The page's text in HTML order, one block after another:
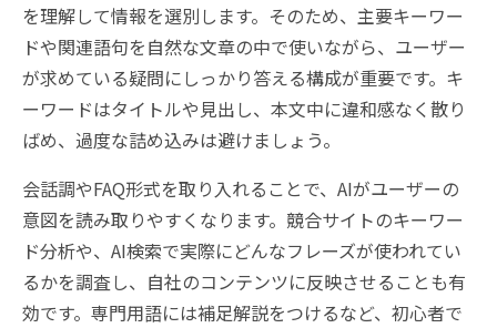
を理解して情報を選別します。そのため、主要キーワー
ドや関連語句を自然な文章の中で使いながら、ユーザー
が求めている疑問にしっかり答える構成が重要です。キ
ーワードはタイトルや見出し、本文中に違和感なく散り
ばめ、過度な詰め込みは避けましょう。
会話調やFAQ形式を取り入れることで、AIがユーザーの
意図を読み取りやすくなります。競合サイトのキーワー
ド分析や、AI検索で実際にどんなフレーズが使われてい
るかを調査し、自社のコンテンツに反映させることも有
効です。専門用語には補足解説をつけるなど、初心者で